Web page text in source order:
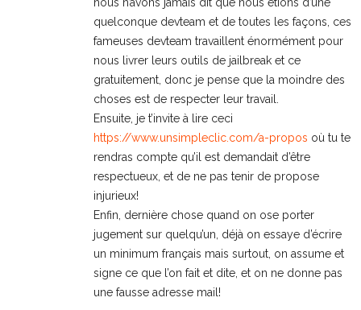
quelconque devteam et de toutes les façons, ces
fameuses devteam travaillent énormément pour
nous livrer leurs outils de jailbreak et ce
gratuitement, donc je pense que la moindre des
choses est de respecter leur travail.
Ensuite, je t’invite à lire ceci
https://www.unsimpleclic.com/a-propos où tu te
rendras compte qu’il est demandait d’être
respectueux, et de ne pas tenir de propose
injurieux!
Enfin, dernière chose quand on ose porter
jugement sur quelqu’un, déjà on essaye d’écrire
un minimum français mais surtout, on assume et
signe ce que l’on fait et dite, et on ne donne pas
une fausse adresse mail!